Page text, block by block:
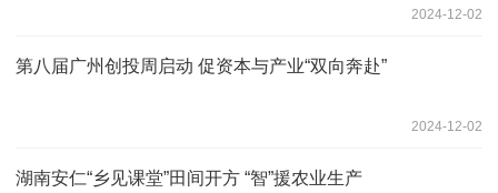
2024-12-02
第八届广州创投周启动 促资本与产业“双向奔赴”
2024-12-02
湖南安仁“乡见课堂”田间开方 “智”援农业生产